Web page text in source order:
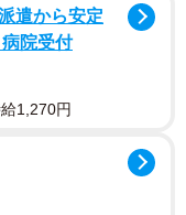
2/4
割合を男女別で見
性のほうが2.1ポイ
遣から安定
院受付
1,270円